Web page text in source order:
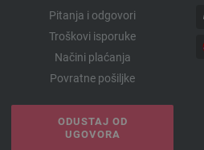
Pitanja i odgovori
Troškovi isporuke
Načini plaćanja
Povratne pošiljke
ODUSTAJ OD
UGOVORA